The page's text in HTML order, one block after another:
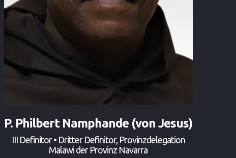
P. Philbert Namphande (von Jesus)
III Definitor • Dritter Definitor, Provinzdelegation
Malawi der Provinz Navarra